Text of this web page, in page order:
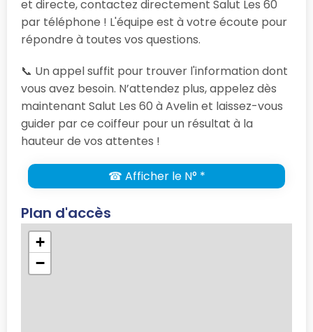
et directe, contactez directement Salut Les 60
par téléphone ! L'équipe est à votre écoute pour
répondre à toutes vos questions.
📞 Un appel suffit pour trouver l'information dont
vous avez besoin. N’attendez plus, appelez dès
maintenant Salut Les 60 à Avelin et laissez-vous
guider par ce coiffeur pour un résultat à la
hauteur de vos attentes !
☎ Afficher le N° *
Plan d'accès
+
−